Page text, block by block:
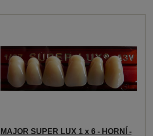
MAJOR SUPER LUX 1 x 6 - HORNÍ -